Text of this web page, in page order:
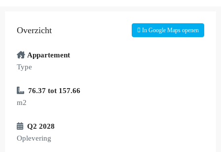
Overzicht In Google Maps openen
Appartement
Type
76.37 tot 157.66
m2
Q2 2028
Oplevering